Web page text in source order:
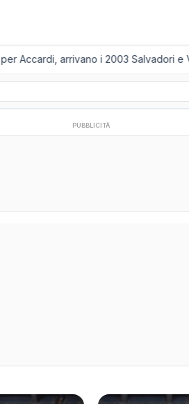
Accardi, arrivano i 2003 Salvadori e
PUBBLICITÀ